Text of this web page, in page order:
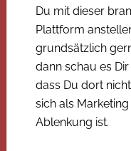
Du mit dieser
Plattform
grundsätzlich
dann schau es
dass Du dort
sich als
Ablenkung ist.